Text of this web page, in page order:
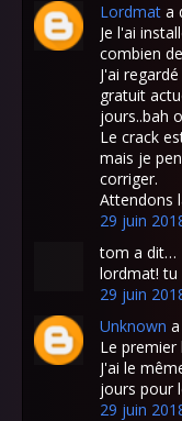
Lordmat a
Je l'ai
combien
J'ai
gratuit
jours..bah
Le crack
mais je
corriger.
Attendons
29 juin
tom a dit…
lordmat! tu
29 juin
Unknown
Le
J'ai le
jours pour
29 juin